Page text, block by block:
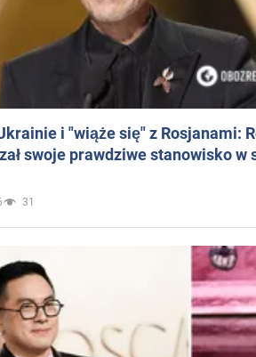
i "wiąże się" z Rosjanami:
swoje prawdziwe stanowisko w
31